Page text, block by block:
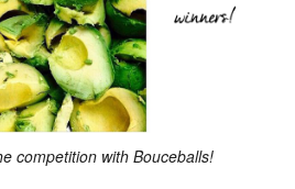
competition with Bouceballs!